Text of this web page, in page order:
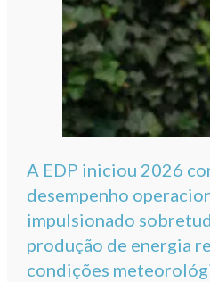
A EDP iniciou 2026
desempenho
impulsionado
produção de energia
condições